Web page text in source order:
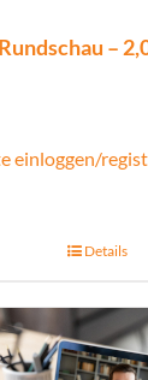
–
einloggen/
Details